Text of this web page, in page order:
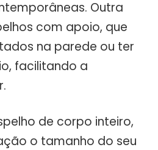
Outra
com apoio, que
na parede ou ter
facilitando a
de corpo inteiro,
o tamanho do seu